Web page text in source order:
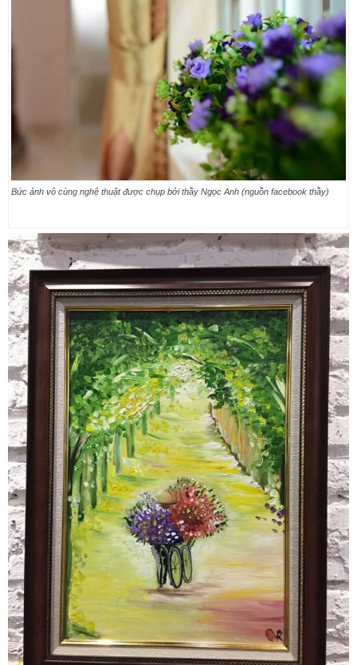
Bức ảnh vô cùng nghệ thuật được chụp bởi thầy Ngọc Anh (nguồn facebook thầy)